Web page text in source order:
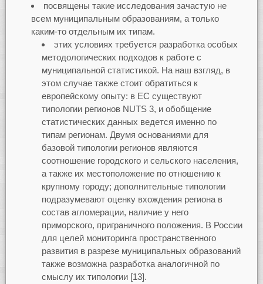
посвящены такие исследования зачастую не
всем муниципальным образованиям, а только
каким-то отдельным их типам.
этих условиях требуется разработка особых
методологических подходов к работе с
муниципальной статистикой. На наш взгляд, в
этом случае также стоит обратиться к
европейскому опыту: в ЕС существуют
типологии регионов NUTS 3, и обобщение
статистических данных ведется именно по
типам регионам. Двумя основаниями для
базовой типологии регионов являются
соотношение городского и сельского населения,
а также их местоположение по отношению к
крупному городу; дополнительные типологии
подразумевают оценку вхождения региона в
состав агломерации, наличие у него
приморского, приграничного положения. В России
для целей мониторинга пространственного
развития в разрезе муниципальных образований
также возможна разработка аналогичной по
смыслу их типологии [13].